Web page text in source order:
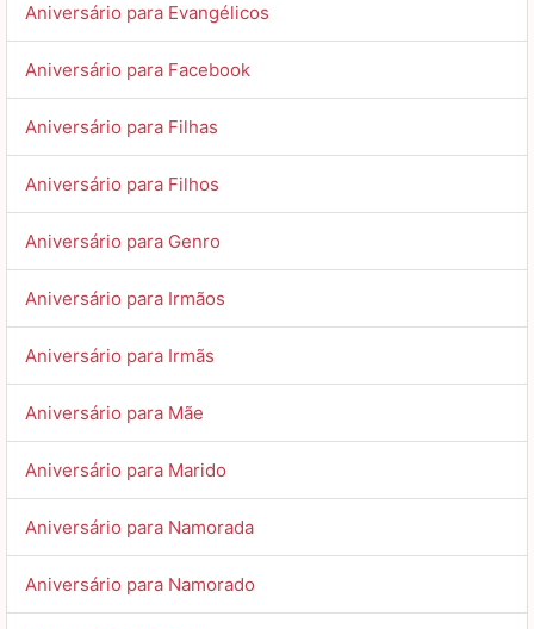
Aniversário para Evangélicos
Aniversário para Facebook
Aniversário para Filhas
Aniversário para Filhos
Aniversário para Genro
Aniversário para Irmãos
Aniversário para Irmãs
Aniversário para Mãe
Aniversário para Marido
Aniversário para Namorada
Aniversário para Namorado